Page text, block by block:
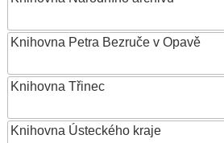
Knihovna Petra Bezruče v Opavě
Knihovna Třinec
Knihovna Ústeckého kraje